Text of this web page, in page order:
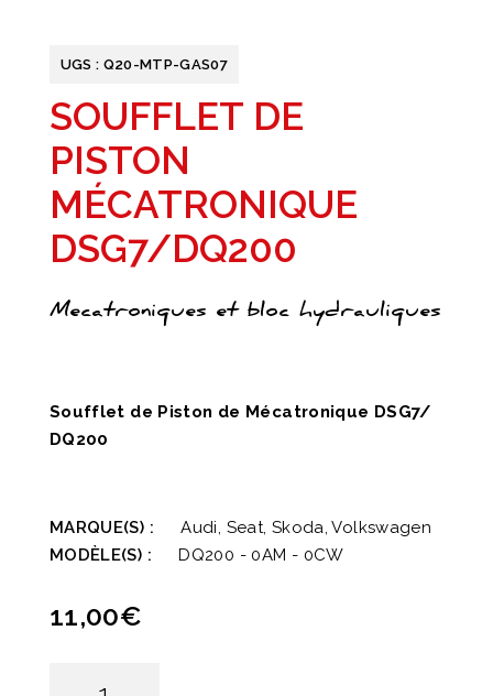
UGS : Q20-MTP-GAS07
SOUFFLET DE
PISTON
MÉCATRONIQUE
DSG7/DQ200
Mecatroniques et bloc hydrauliques
Soufflet de Piston de Mécatronique DSG7/
DQ200
MARQUE(S) :
Audi, Seat, Skoda, Volkswagen
MODÈLE(S) :
DQ200 - 0AM - 0CW
11,00€